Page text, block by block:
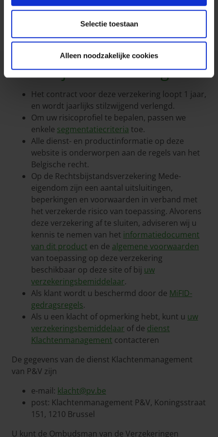
Selectie toestaan
Alleen noodzakelijke cookies
eigendom
IPID fiche Rechtsbijstand Mede-eigendom
Wettelijke vermeldingen
Het contract voor deze verzekering loopt 1 jaar,
en wordt jaarlijks stilzwijgend verlengd.
Om uw risicoprofiel te bepalen, passen we
enkele segmentatiecriteria toe.
Alle dienst- en productinformatie op deze
website is onderworpen aan de regels van het
Belgische recht.
Op de Rechtsbijstandsverzekering Mede-
eigendom zijn een aantal uitsluitingen,
beperkingen en voorwaarden in verband met
het verzekerde risico van toepassing. Alvorens
deze verzekering af te sluiten, adviseren wij u
kennis te nemen van het informatiedocument
van dit product en de algemene voorwaarden
van toepassing op deze verzekering
beschikbaar op deze site of bij uw
verzekeringsbemiddelaar.
Als klant wordt u beschermd door de MiFID-
gedragsregels.
Als u een klacht of opmerking hebt, kunt u uw
verzekeringsbemiddelaar of de dienst
Klachtenmanagement contacteren
De gegevens van de dienst Klachtenmanagement
van P&V zijn
e-mail: klacht@pv.be
post: Klachtenmanagement P&V, Koningsstraat
151, 1210 Brussel
U kunt de Ombudsman van de Verzekeringen